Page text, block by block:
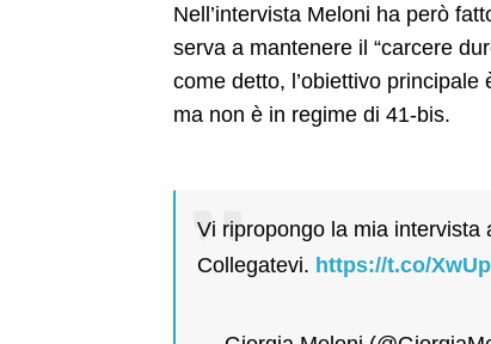
Nell’intervista Meloni ha però
serva a mantenere il “carcere
come detto, l’obiettivo
ma non è in regime di 41-bis.
Vi ripropongo la mia intervista
Collegatevi. https://t.co/